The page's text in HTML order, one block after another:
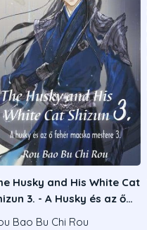
Husky and His White Cat
3. - A Husky és az ő
macska mestere 3.
Bao Bu Chi Rou